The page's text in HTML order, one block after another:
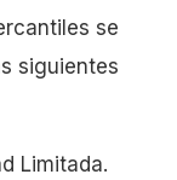
se
siguientes
Limitada.